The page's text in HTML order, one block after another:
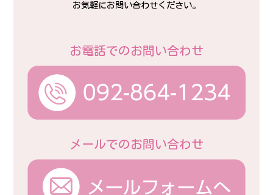
お気軽にお問い合わせください。
お電話でのお問い合わせ
メールでのお問い合わせ